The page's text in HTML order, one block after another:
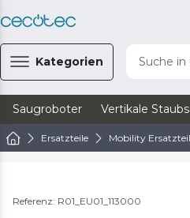
Kategorien Suche in
Saugroboter Vertikale
Ersatzteile Mobility
Referenz: R01_EU01_113000